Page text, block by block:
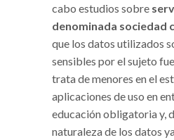
cabo estudios sobre
denominada sociedad
que los datos utilizados
sensibles por el sujeto
trata de menores en el
aplicaciones de uso en
educación obligatoria y,
naturaleza de los datos